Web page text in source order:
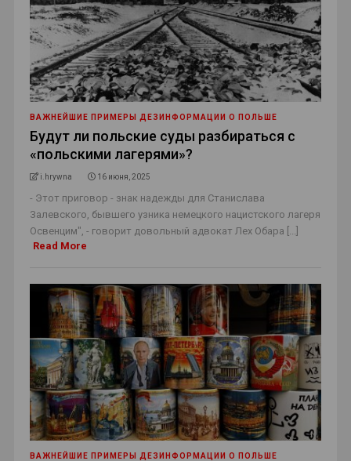
ВАЖНЕЙШИЕ ПРИМЕРЫ ДЕЗИНФОРМАЦИИ О ПОЛЬШЕ
Будут ли польские суды разбираться с
«польскими лагерями»?
i.hrywna 16 июня, 2025
- Этот приговор - знак надежды для Станислава
Залевского, бывшего узника немецкого нацистского лагеря
Освенцим", - говорит довольный адвокат Лех Обара [...]
Read More
ВАЖНЕЙШИЕ ПРИМЕРЫ ДЕЗИНФОРМАЦИИ О ПОЛЬШЕ